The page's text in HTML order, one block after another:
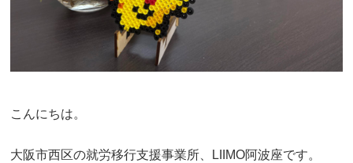
こんにちは。
大阪市西区の就労移行支援事業所、LIIMO阿波座です。